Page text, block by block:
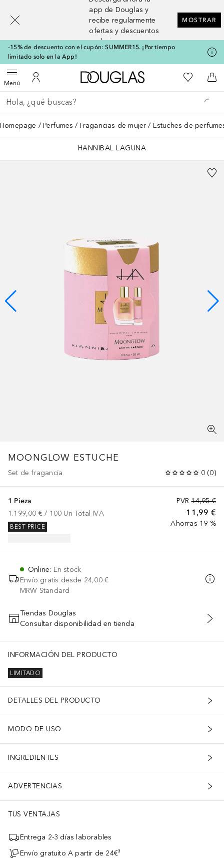
app de Douglas y
recibe regularmente
ofertas y descuentos
exclusivos
MOSTRAR
-15% de descuento con el cupón: SUMMER15. ¡Por tiempo
limitado solo en la App!
MenúAbrir menúMi cuenta
A Douglas HomeMi lista de
A
Regresar
Ejecutar búsqueda
Homepage Perfumes Fragancias de mujer Estuches de
HANNIBAL LAGUNA
MOONGLOW ESTUCHE
Set de fragancia 0 (0)
PVR 14,95 €
11,99 €
Ahorras 19 %
1 Pieza
1.199,00 € / 100 Un Total IVA
BEST PRICE
Online: En stock
Envío gratis desde 24,00 €
MRW Standard
AÑADIR AL CARRITO
Tiendas Douglas
Consultar disponibilidad en tienda
INFORMACIÓN DEL PRODUCTO
LIMITADO
DETALLES DEL PRODUCTO
MODO DE USO
INGREDIENTES
ADVERTENCIAS
TUS VENTAJAS
Entrega 2-3 días laborables
Envío gratuito A partir de 24€³
[navigation.slideout.screenreader]